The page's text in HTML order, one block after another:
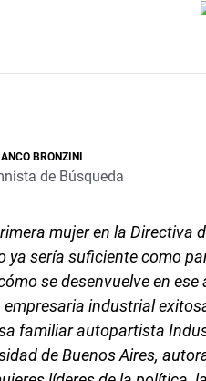
BRONZINI
de Búsqueda
mujer en la Directiva
ya sería suficiente como
se desenvuelve en
empresaria industrial
familiar autopartista
de Buenos Aires,